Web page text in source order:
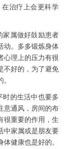
治疗上会更科学
属做好鼓励患者
动。多多锻炼身体
心理上的压力有很
不好的，为了避免
的生活中也要多
意通风，房间的布
很重要的作用，生
中家属或是朋友要
健康也是好的。